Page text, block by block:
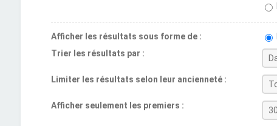
Afficher les résultats sous forme de :
Trier les résultats par :
Limiter les résultats selon leur ancienneté :
Afficher seulement les premiers :